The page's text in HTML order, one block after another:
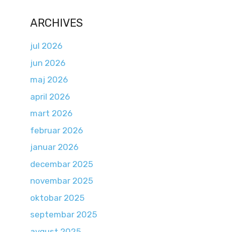
ARCHIVES
jul 2026
jun 2026
maj 2026
april 2026
mart 2026
februar 2026
januar 2026
decembar 2025
novembar 2025
oktobar 2025
septembar 2025